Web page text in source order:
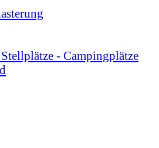
- Campingplätze